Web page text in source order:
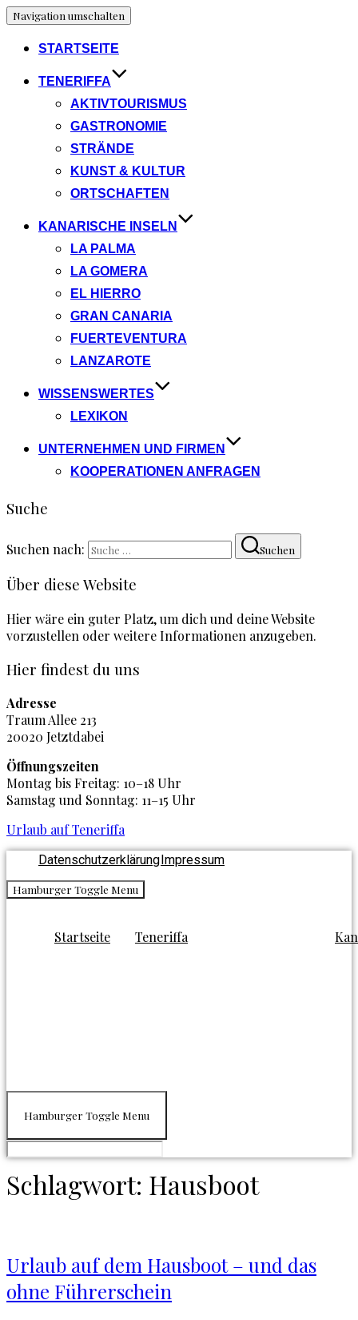
Navigation umschalten
STARTSEITE
TENERIFFA
AKTIVTOURISMUS
GASTRONOMIE
STRÄNDE
KUNST & KULTUR
ORTSCHAFTEN
KANARISCHE INSELN
LA PALMA
LA GOMERA
EL HIERRO
GRAN CANARIA
FUERTEVENTURA
LANZAROTE
WISSENSWERTES
LEXIKON
UNTERNEHMEN UND FIRMEN
KOOPERATIONEN ANFRAGEN
Suche
Suchen nach: Suchen
Über diese Website
Hier wäre ein guter Platz, um dich und deine Website
vorzustellen oder weitere Informationen anzugeben.
Hier findest du uns
Adresse
Traum Allee 213
20020 Jetztdabei
Öffnungszeiten
Montag bis Freitag: 10–18 Uhr
Samstag und Sonntag: 11–15 Uhr
Urlaub auf Teneriffa
Datenschutzerklärung Impressum
Hamburger Toggle Menu
Startseite Teneriffa
Hamburger Toggle Menu
Schlagwort: Hausboot
Urlaub auf dem Hausboot – und das
ohne Führerschein